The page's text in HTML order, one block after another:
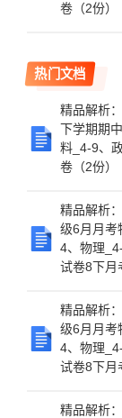
卷（2份）
热门文档
精品解析
下学期期
料_4-9、
卷（2份）
精品解析
级6月月考
4、物理
试卷8下月
精品解析
级6月月考
4、物理
试卷8下月
精品解析